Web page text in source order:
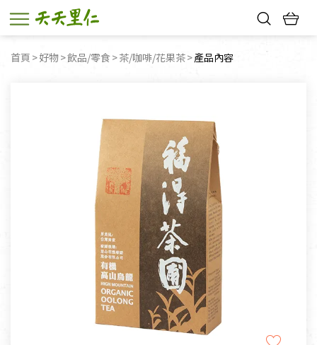
首頁 好物 飲品/零食 茶/咖啡/花果茶 目前頁面：
產品內容